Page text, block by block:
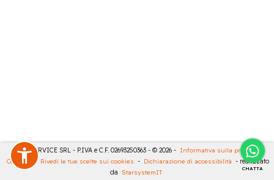
CHATTA
CASA SERVICE SRL - P.IVA e C.F. 02693250363 - © 2026 - Informativa sulla privacy -
Cookies
- Rivedi le tue scelte sui cookies - Dichiarazione di accessibilità - realizzato
da StarsystemIT